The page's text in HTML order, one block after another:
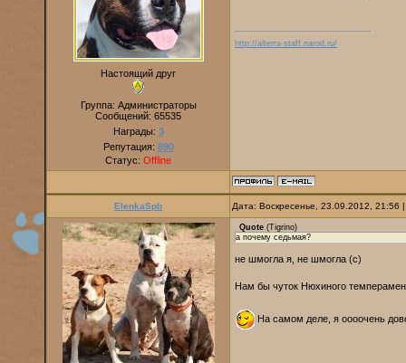
Настоящий друг
Группа: Администраторы
Сообщений: 65535
Награды: 3
Репутация: 890
Статус: Offline
http://alterra-staff.narod.ru/
ElenkaSpb Дата: Воскресенье, 23.09.2012,
Quote (Tigrino)
а почему седьмая?
не шмогла я, не шмогла (с)
Нам бы чуток Нюхиного
На самом деле, я оооочень